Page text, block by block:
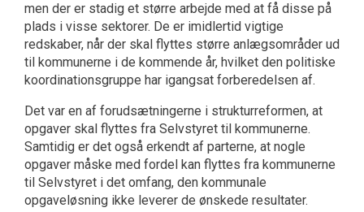
men der er stadig et større arbejde med at få disse på
plads i visse sektorer. De er imidlertid vigtige
redskaber, når der skal flyttes større anlægsområder ud
til kommunerne i de kommende år, hvilket den politiske
koordinationsgruppe har igangsat forberedelsen af.
Det var en af forudsætningerne i strukturreformen, at
opgaver skal flyttes fra Selvstyret til kommunerne.
Samtidig er det også erkendt af parterne, at nogle
opgaver måske med fordel kan flyttes fra kommunerne
til Selvstyret i det omfang, den kommunale
opgaveløsning ikke leverer de ønskede resultater.